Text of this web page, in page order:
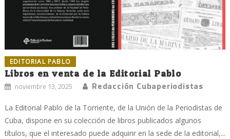
EDITORIAL PABLO
Libros en venta de la Editorial Pablo
noviembre 13, 2025 Redacción Cubaperiodistas
La Editorial Pablo de la Torriente, de la Unión de la Periodistas de
Cuba, dispone en su colección de libros publicados algunos
títulos, que el interesado puede adquirir en la sede de la editorial,...